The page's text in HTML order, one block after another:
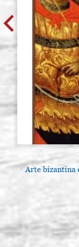
Arte bizantina